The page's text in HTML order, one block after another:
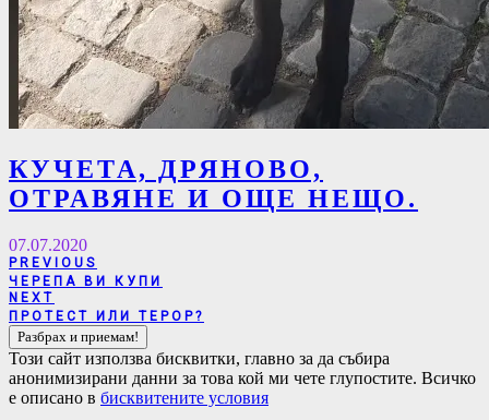
КУЧЕТА, ДРЯНОВО,
ОТРАВЯНЕ И ОЩЕ НЕЩО.
07.07.2020
Навигация
PREVIOUS
PREVIOUS
POST:
ЧЕРЕПА ВИ КУПИ
NEXT
NEXT
POST:
ПРОТЕСТ ИЛИ ТЕРОР?
Този сайт използва бисквитки, главно за да събира
анонимизирани данни за това кой ми чете глупостите. Всичко
е описано в бисквитените условия